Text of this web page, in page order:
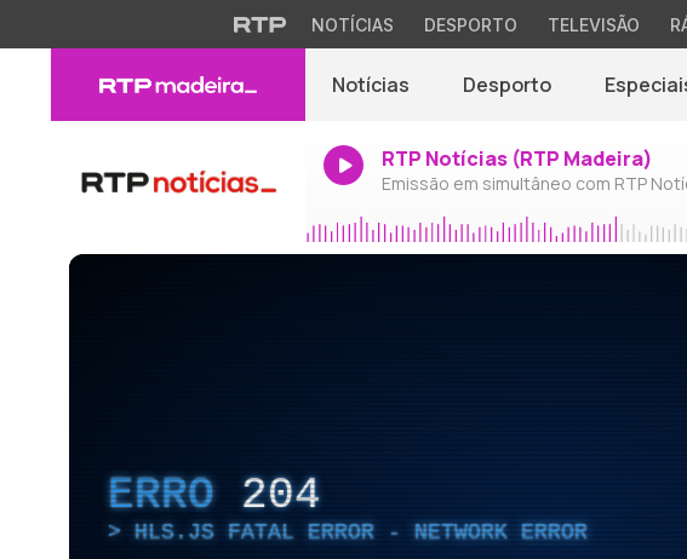
NOTÍCIAS DESPORTO TELEVISÃO
Notícias Desporto
RTP Notícias (RTP Madeira)
Emissão em simultâneo com RTP
ERRO 204
HLS.JS FATAL ERROR - NETWORK ERROR